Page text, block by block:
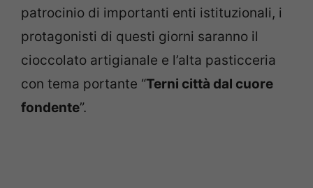
patrocinio di importanti enti istituzionali, i
protagonisti di questi giorni saranno il
cioccolato artigianale e l’alta pasticceria
con tema portante “Terni città dal cuore
fondente”.